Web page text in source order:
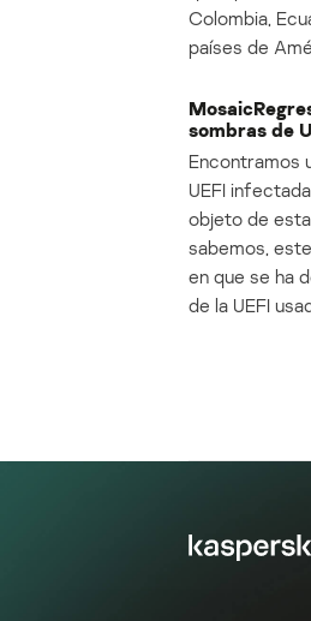
Colombia,
países de
sombras de
Encontramos
UEFI
objeto de
sabemos,
en que se ha
de la UEFI